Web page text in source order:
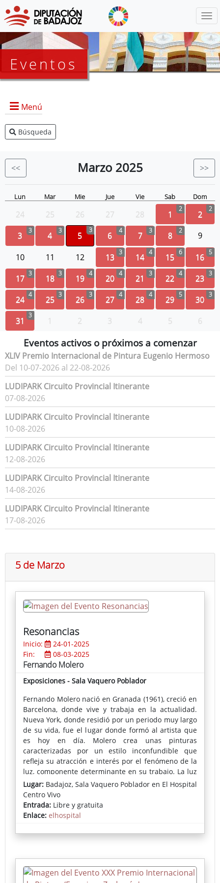
Eventos
Menú
Agenda Presidencia
Eventos
Búsqueda
<< Marzo 2025 >>
Lun Mar Mie Jue Vie Sab Dom
24 25 26 27 28 1 2 2 2
3 3 4 3 5
3
6 4 7 3 8 2
9
10
11 12 13 3 14 4 15 6 16 5
17 3 18 3 19 4 20 4 21 3 22 4 23 3
24 4 25 3 26 3 27 4 28 4 29 5 30 3
31 3 1 2 3 4 5 6
Eventos activos o próximos a comenzar
XLIV Premio Internacional de Pintura Eugenio Hermoso
Del 10-07-2026 al 22-08-2026
LUDIPARK Circuito Provincial Itinerante
07-08-2026
LUDIPARK Circuito Provincial Itinerante
10-08-2026
LUDIPARK Circuito Provincial Itinerante
12-08-2026
LUDIPARK Circuito Provincial Itinerante
14-08-2026
LUDIPARK Circuito Provincial Itinerante
17-08-2026
5 de Marzo
Resonancias
Inicio:
24-01-2025
Fin:
08-03-2025
Fernando Molero
Exposiciones - Sala Vaquero Poblador
Fernando Molero nació en Granada (1961), creció en
Barcelona, donde vive y trabaja en la actualidad.
Nueva York, donde residió por un periodo muy largo
de su vida, fue el lugar donde formó al artista que
es hoy en día. Molero crea unas pinturas
caracterizadas por un estilo inconfundible que
refleja su atracción e interés por el fenómeno de la
luz, componente determinante en su trabajo. La luz
domina la atmósfera de las obras y da el sello que
marca la personalidad de su obra.
El trabajo de Fernando Molero ha sido expuesto
principalmente en numerosos contextos de galerías
e instituciones en Europa y EE.UU tales como:
Bruno Fachetti Gallery (Nueva York), Susan Elley Fine
Art (Nueva York), Dumbo Art Festival (Nueva York),
Lugar: Badajoz, Sala Vaquero Poblador en El Hospital
Centro Vivo
Entrada: Libre y gratuita
Enlace: elhospital